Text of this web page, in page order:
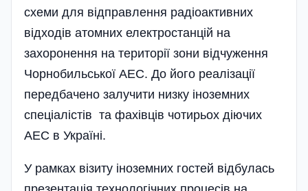
схеми для відправлення радіоактивних
відходів атомних електростанцій на
захоронення на території зони відчуження
Чорнобильської АЕС. До його реалізації
передбачено залучити низку іноземних
спеціалістів та фахівців чотирьох діючих
АЕС в Україні.
У рамках візиту іноземних гостей відбулась